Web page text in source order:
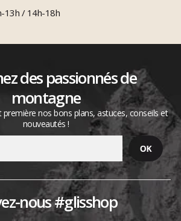
13h / 14h-18h
des passionnés de
montagne
première nos bons plans, astuces, conseils et
nouveautés !
nous #glisshop